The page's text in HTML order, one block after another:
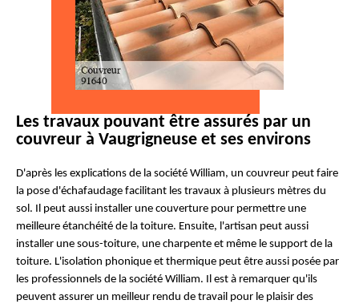
Les travaux pouvant être assurés par un
couvreur à Vaugrigneuse et ses environs
D'après les explications de la société William, un couvreur peut faire
la pose d'échafaudage facilitant les travaux à plusieurs mètres du
sol. Il peut aussi installer une couverture pour permettre une
meilleure étanchéité de la toiture. Ensuite, l'artisan peut aussi
installer une sous-toiture, une charpente et même le support de la
toiture. L'isolation phonique et thermique peut être aussi posée par
les professionnels de la société William. Il est à remarquer qu'ils
peuvent assurer un meilleur rendu de travail pour le plaisir des